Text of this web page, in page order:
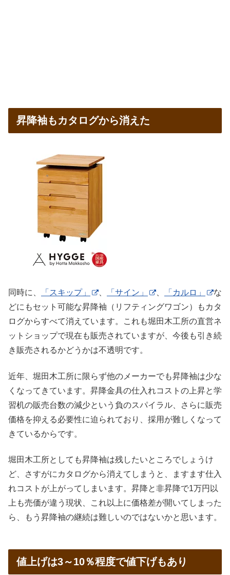
昇降袖もカタログから消えた
同時に、 「スキップ」 、 「サイン」 、 「カルロ」
な
どにもセット可能な昇降袖（リフティングワゴン）もカタ
ログからすべて消えています。これも堀田木工所の直営ネ
ットショップで現在も販売されていますが、今後も引き続
き販売されるかどうかは不透明です。
近年、堀田木工所に限らず他のメーカーでも昇降袖は少な
くなってきています。昇降金具の仕入れコストの上昇と学
習机の販売台数の減少という負のスパイラル、さらに販売
価格を抑える必要性に迫られており、採用が難しくなって
きているからです。
堀田木工所としても昇降袖は残したいところでしょうけ
ど、さすがにカタログから消えてしまうと、ますます仕入
れコストが上がってしまいます。昇降と非昇降で1万円以
上も売価が違う現状、これ以上に価格差が開いてしまった
ら、もう昇降袖の継続は難しいのではないかと思います。
値上げは3～10％程度で値下げもあり